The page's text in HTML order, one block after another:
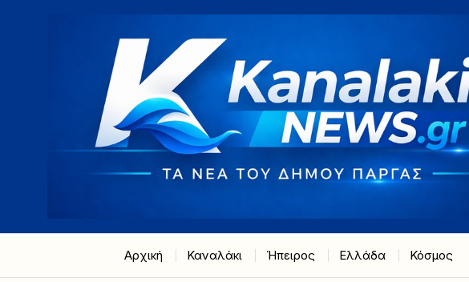
Αρχική Καναλάκι Ήπειρος Ελλάδα Κόσμος